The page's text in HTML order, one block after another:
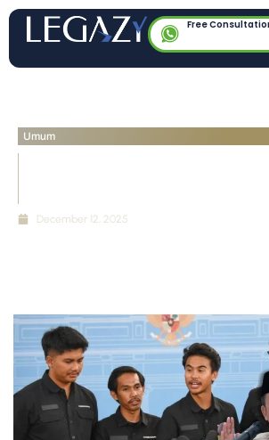
Free
Umum
December 12, 2025